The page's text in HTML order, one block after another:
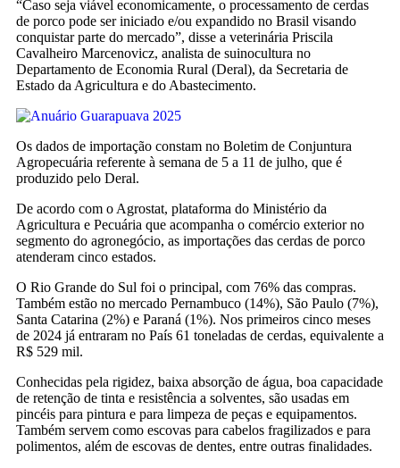
“Caso seja viável economicamente, o processamento de cerdas
de porco pode ser iniciado e/ou expandido no Brasil visando
conquistar parte do mercado”, disse a veterinária Priscila
Cavalheiro Marcenovicz, analista de suinocultura no
Departamento de Economia Rural (Deral), da Secretaria de
Estado da Agricultura e do Abastecimento.
Os dados de importação constam no Boletim de Conjuntura
Agropecuária referente à semana de 5 a 11 de julho, que é
produzido pelo Deral.
De acordo com o Agrostat, plataforma do Ministério da
Agricultura e Pecuária que acompanha o comércio exterior no
segmento do agronegócio, as importações das cerdas de porco
atenderam cinco estados.
O Rio Grande do Sul foi o principal, com 76% das compras.
Também estão no mercado Pernambuco (14%), São Paulo (7%),
Santa Catarina (2%) e Paraná (1%). Nos primeiros cinco meses
de 2024 já entraram no País 61 toneladas de cerdas, equivalente a
R$ 529 mil.
Conhecidas pela rigidez, baixa absorção de água, boa capacidade
de retenção de tinta e resistência a solventes, são usadas em
pincéis para pintura e para limpeza de peças e equipamentos.
Também servem como escovas para cabelos fragilizados e para
polimentos, além de escovas de dentes, entre outras finalidades.